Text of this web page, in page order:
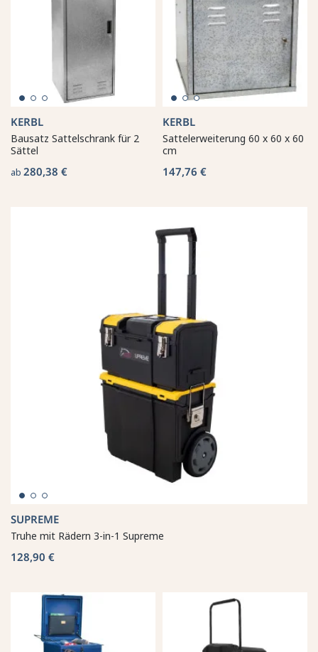
KERBL
Bausatz Sattelschrank für 2
Sättel
ab 280,38 €
KERBL
Sattelerweiterung 60 x 60 x 60
cm
147,76 €
SUPREME
Truhe mit Rädern 3-in-1 Supreme
128,90 €